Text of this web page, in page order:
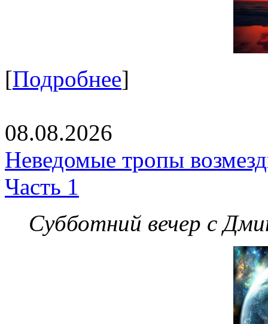
[Подробнее]
08.08.2026
Неведомые тропы
Часть 1
Субботний вечер с